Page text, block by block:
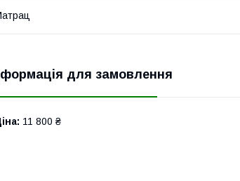
для замовлення
11 800 ₴